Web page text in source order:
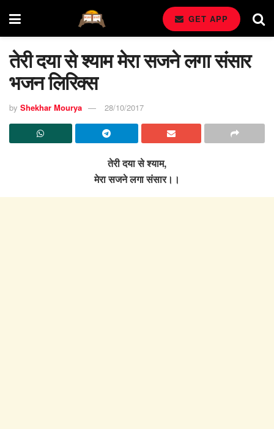
GET APP
तेरी दया से श्याम मेरा सजने लगा संसार
भजन लिरिक्स
by Shekhar Mourya 28/10/2017
तेरी दया से श्याम,
मेरा सजने लगा संसार।।